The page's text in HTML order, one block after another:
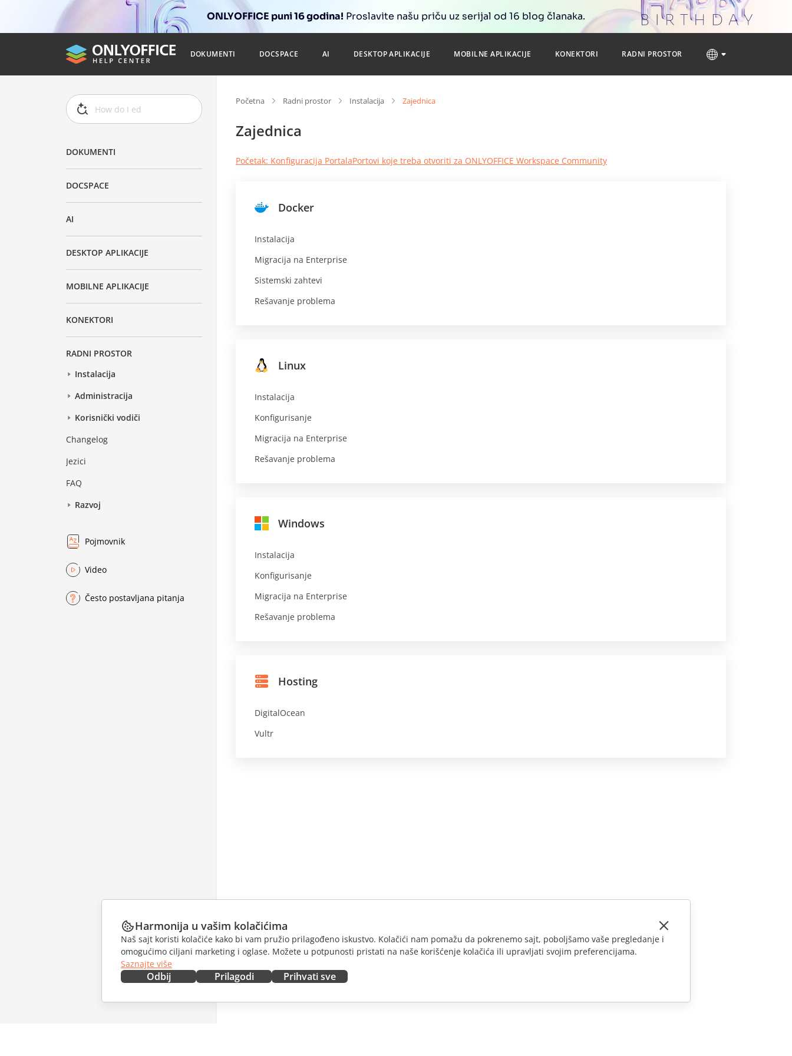
ONLYOFFICE puni 16 godina! Proslavite našu priču uz serijal od 16 blog članaka.
DOKUMENTI DOCSPACE AI DESKTOP APLIKACIJE MOBILNE APLIKACIJE KONEKTORI RADNI PROSTOR
DOKUMENTI
DOCSPACE
AI
DESKTOP APLIKACIJE
MOBILNE APLIKACIJE
KONEKTORI
RADNI PROSTOR
Instalacija
Administracija
Korisnički vodiči
Changelog
Jezici
FAQ
Razvoj
Pojmovnik
Video
Često postavljana pitanja
Početna Radni prostor Instalacija Zajednica
Zajednica
Početak: Konfiguracija PortalaPortovi koje treba otvoriti za ONLYOFFICE Workspace Community
Docker
Instalacija
Migracija na Enterprise
Sistemski zahtevi
Rešavanje problema
Linux
Instalacija
Konfigurisanje
Migracija na Enterprise
Rešavanje problema
Windows
Instalacija
Konfigurisanje
Migracija na Enterprise
Rešavanje problema
Hosting
DigitalOcean
Vultr
Harmonija u vašim kolačićima
Naš sajt koristi kolačiće kako bi vam pružio prilagođeno iskustvo. Kolačići nam pomažu da pokrenemo sajt, poboljšamo vaše pregledanje i
omogućimo ciljani marketing i oglase. Možete u potpunosti pristati na naše korišćenje kolačića ili upravljati svojim preferencijama.
Saznajte više
Odbij Prilagodi Prihvati sve